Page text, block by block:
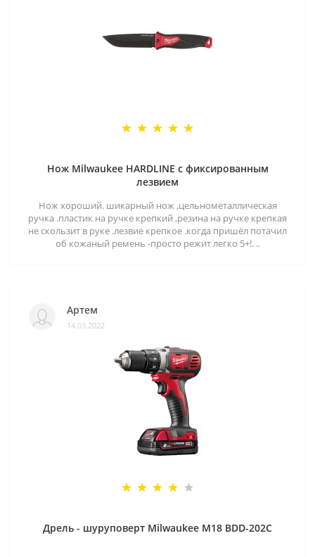
Нож Milwaukee HARDLINE с фиксированным
лезвием
Нож хороший. шикарный нож ,цельнометаллическая
ручка .пластик на ручке крепкий ,резина на ручке крепкая
не скользит в руке .лезвие крепкое .когда пришёл потачил
об кожаный ремень -просто режит легко 5+!. ..
Артем
14.03.2022
Дрель - шуруповерт Milwaukee M18 BDD-202C